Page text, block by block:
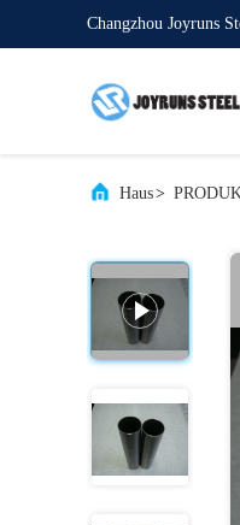
Changzhou Joyruns
Haus>